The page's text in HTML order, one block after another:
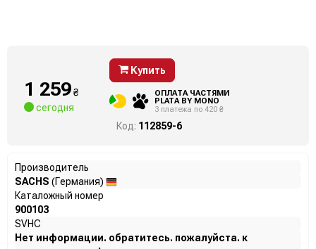
1 259₴
сегодня
Купить
ОПЛАТА ЧАСТЯМИ
PLATA BY MONO
3 платежа по 420 ₴
Код: 112859-6
Производитель
SACHS (Германия)
Каталожный номер
900103
SVHC
Нет информации. обратитесь. пожалуйста. к